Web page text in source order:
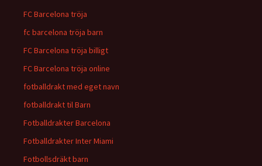
FC Barcelona tröja
fc barcelona tröja barn
FC Barcelona tröja billigt
FC Barcelona tröja online
fotballdrakt med eget navn
fotballdrakt til Barn
Fotballdrakter Barcelona
Fotballdrakter Inter Miami
Fotbollsdräkt barn